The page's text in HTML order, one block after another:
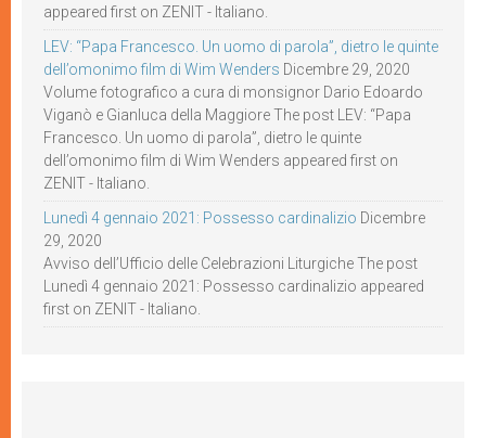
appeared first on ZENIT - Italiano.
LEV: “Papa Francesco. Un uomo di parola”, dietro le quinte
dell’omonimo film di Wim Wenders Dicembre 29, 2020
Volume fotografico a cura di monsignor Dario Edoardo
Viganò e Gianluca della Maggiore The post LEV: “Papa
Francesco. Un uomo di parola”, dietro le quinte
dell’omonimo film di Wim Wenders appeared first on
ZENIT - Italiano.
Lunedì 4 gennaio 2021: Possesso cardinalizio Dicembre
29, 2020
Avviso dell’Ufficio delle Celebrazioni Liturgiche The post
Lunedì 4 gennaio 2021: Possesso cardinalizio appeared
first on ZENIT - Italiano.